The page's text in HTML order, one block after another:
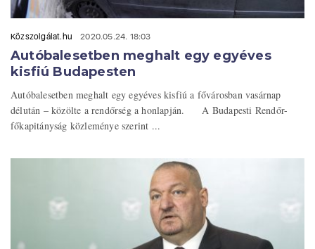
Közszolgálat.hu 2020.05.24. 18:03
Autóbalesetben meghalt egy egyéves
kisfiú Budapesten
Autóbalesetben meghalt egy egyéves kisfiú a fővárosban vasárnap
délután – közölte a rendőrség a honlapján. A Budapesti Rendőr-
főkapitányság közleménye szerint ...